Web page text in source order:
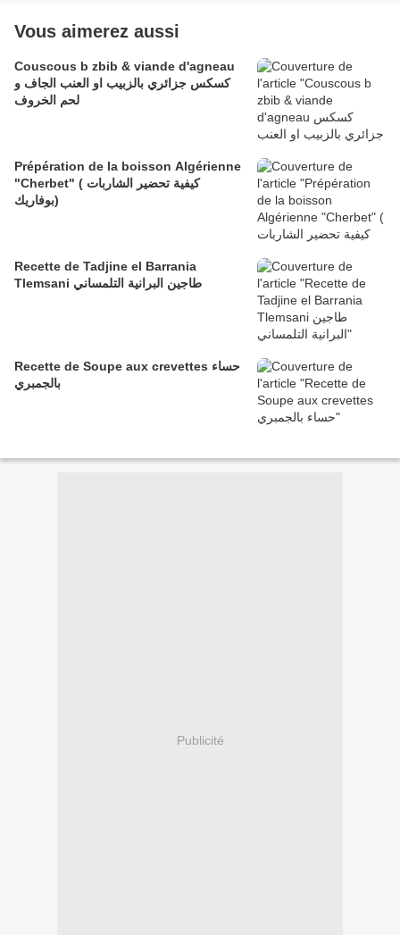
Vous aimerez aussi
Couscous b zbib & viande d'agneau
كسكس جزائري بالزبيب او العنب الجاف و
لحم الخروف
Prépération de la boisson Algérienne
"Cherbet" ( كيفية تحضير الشاربات
(بوفاريك
Recette de Tadjine el Barrania
Tlemsani ​​​​​​​طاجين البرانية التلمساني
Recette de Soupe aux crevettes حساء
بالجمبري
Publicité